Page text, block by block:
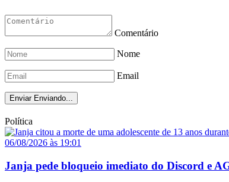
Comentário
Nome
Email
Enviar Enviando...
Política
06/08/2026 às 19:01
Janja pede bloqueio imediato do Discord e